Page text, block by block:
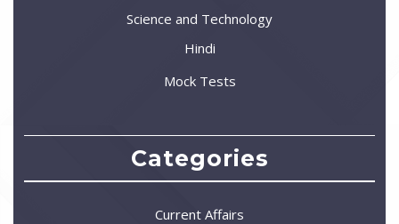
Science and Technology
Hindi
Mock Tests
Categories
Current Affairs